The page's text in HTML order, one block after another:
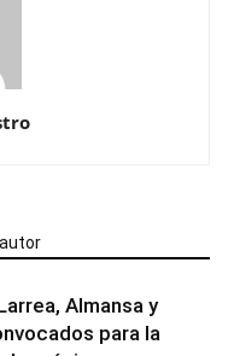
Almansa y
para la